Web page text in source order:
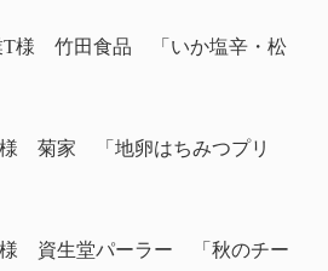
様 竹田食品 「いか塩辛・松
菊家 「地卵はちみつプリ
資生堂パーラー 「秋のチー